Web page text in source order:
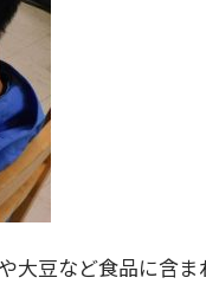
大豆など食品に含